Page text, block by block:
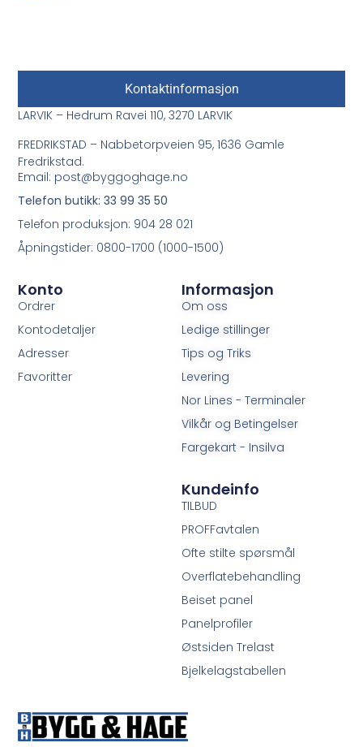
Informasjon
Om oss
Ledige stillinger
Tips og Triks
Levering
Nor Lines - Terminaler
Vilkår og Betingelser
Fargekart - Insilva
Konto
Ordrer
Kontodetaljer
Adresser
Favoritter
Kundeinfo
TILBUD
PROFFavtalen
Ofte stilte spørsmål
Overflatebehandling
Beiset panel
Panelprofiler
Østsiden Trelast
Bjelkelagstabellen
Kontaktinformasjon
LARVIK – Hedrum Ravei 110, 3270 LARVIK
FREDRIKSTAD – Nabbetorpveien 95, 1636 Gamle
Fredrikstad.
Email: post@byggoghage.no
Telefon butikk: 33 99 35 50
Telefon produksjon: 904 28 021
Åpningstider: 0800-1700 (1000-1500)